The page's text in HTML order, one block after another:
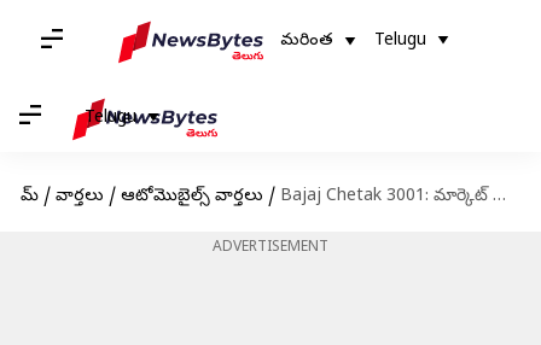
మరింత Telugu
Telugu
హోమ్ / వార్తలు / ఆటోమొబైల్స్ వార్తలు / Bajaj Chetak 3001: మార్కెట్ లోకి బజాజ్ చేతక్ 3001 ఎలక్ట్రిక్ స్కూటర్.. కొత్త మోడల్,తక్కువ ధరతో ఎంట్రీ
ADVERTISEMENT